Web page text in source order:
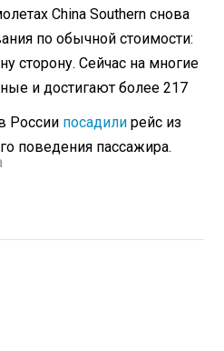
China Southern снова
по обычной стоимости:
сторону. Сейчас на многие
и достигают более 217
России посадили рейс из
поведения пассажира.